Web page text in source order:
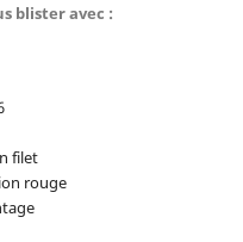
blister avec :
filet
rouge